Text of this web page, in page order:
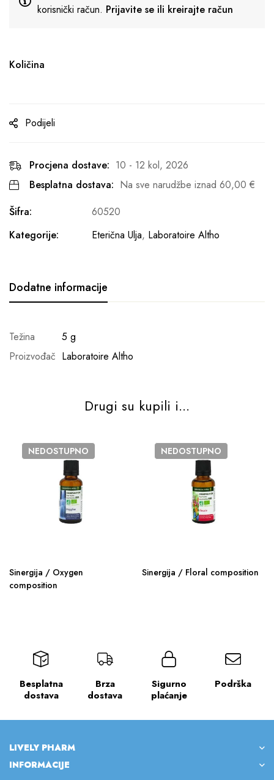
korisnički račun. Prijavite se ili kreirajte račun
Količina
Podijeli
Procjena dostave: 10 - 12 kol, 2026
Besplatna dostava: Na sve narudžbe iznad 60,00 €
Šifra:
60520
Kategorije:
Eterična Ulja, Laboratoire Altho
Dodatne informacije
Težina
5 g
Proizvođač Laboratoire Altho
Drugi su kupili i...
NEDOSTUPNO
Sinergija / Oxygen
composition
NEDOSTUPNO
Sinergija / Floral composition
Besplatna
dostava
Brza
dostava
Sigurno
plaćanje
Podrška
LIVELY PHARM
INFORMACIJE